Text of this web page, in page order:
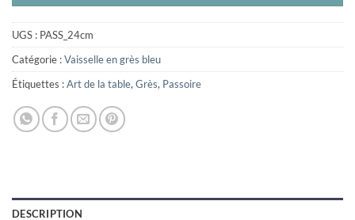
UGS : PASS_24cm
Catégorie :Vaisselle en grès bleu
Étiquettes :Art de la table,Grès, Passoire
DESCRIPTION